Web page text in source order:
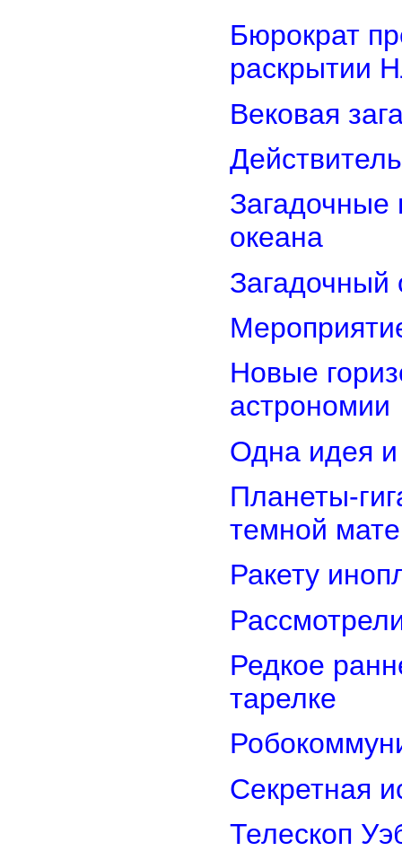
Бюрократ
раскрытии
Вековая
Загадочные
океана
Загадочный
Новые
астрономии
Одна идея и
Планеты-
темной
Ракету
Редкое
тарелке
Секретная
Телескоп